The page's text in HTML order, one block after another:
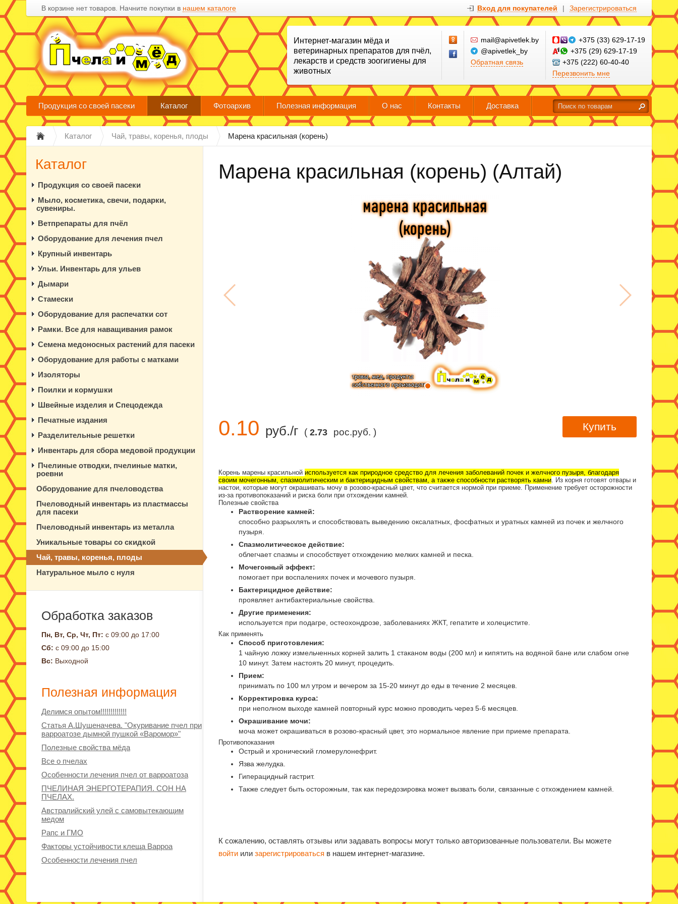
В корзине нет товаров. Начните покупки в нашем каталоге Вход для покупателей | Зарегистрироваться
Интернет-магазин мёда и
ветеринарных препаратов для пчёл,
лекарств и средств зоогигиены для
животных
mail@apivetlek.by
@apivetlek_by
Обратная связь
+375 (33) 629-17-19
+375 (29) 629-17-19
+375 (222) 60-40-40
Перезвонить мне
Продукция со своей пасеки Каталог Фотоархив Полезная информация О нас Контакты Доставка
Каталог Чай, травы, коренья, плоды Марена красильная (корень)
Марена красильная (корень) (Алтай)
0.10 руб./г ( 2.73 рос.руб. ) Купить
Корень марены красильной используется как природное средство для лечения заболеваний почек и желчного пузыря, благодаря
своим мочегонным, спазмолитическим и бактерицидным свойствам, а также способности растворять камни. Из корня готовят отвары и
настои, которые могут окрашивать мочу в розово-красный цвет, что считается нормой при приеме. Применение требует осторожности
из-за противопоказаний и риска боли при отхождении камней.
Полезные свойства
Растворение камней:
способно разрыхлять и способствовать выведению оксалатных, фосфатных и уратных камней из почек и желчного
пузыря.
Спазмолитическое действие:
облегчает спазмы и способствует отхождению мелких камней и песка.
Мочегонный эффект:
помогает при воспалениях почек и мочевого пузыря.
Бактерицидное действие:
проявляет антибактериальные свойства.
Другие применения:
используется при подагре, остеохондрозе, заболеваниях ЖКТ, гепатите и холецистите.
Как применять
Способ приготовления:
1 чайную ложку измельченных корней залить 1 стаканом воды (200 мл) и кипятить на водяной бане или слабом огне
10 минут. Затем настоять 20 минут, процедить.
Прием:
принимать по 100 мл утром и вечером за 15-20 минут до еды в течение 2 месяцев.
Корректировка курса:
при неполном выходе камней повторный курс можно проводить через 5-6 месяцев.
Окрашивание мочи:
моча может окрашиваться в розово-красный цвет, это нормальное явление при приеме препарата.
Противопоказания
Острый и хронический гломерулонефрит.
Язва желудка.
Гиперацидный гастрит.
Также следует быть осторожным, так как передозировка может вызвать боли, связанные с отхождением камней.
К сожалению, оставлять отзывы или задавать вопросы могут только авторизованные пользователи. Вы можете
войти или зарегистрироваться в нашем интернет-магазине.
Каталог
Продукция со своей пасеки
Мыло, косметика, свечи, подарки,
сувениры.
Ветпрепараты для пчёл
Оборудование для лечения пчел
Крупный инвентарь
Ульи. Инвентарь для ульев
Дымари
Стамески
Оборудование для распечатки сот
Рамки. Все для наващивания рамок
Семена медоносных растений для пасеки
Оборудование для работы с матками
Изоляторы
Поилки и кормушки
Швейные изделия и Спецодежда
Печатные издания
Разделительные решетки
Инвентарь для сбора медовой продукции
Пчелиные отводки, пчелиные матки,
роевни
Оборудование для пчеловодства
Пчеловодный инвентарь из пластмассы
для пасеки
Пчеловодный инвентарь из металла
Уникальные товары со скидкой
Чай, травы, коренья, плоды
Натуральное мыло с нуля
Обработка заказов
Пн, Вт, Ср, Чт, Пт: с 09:00 до 17:00
Сб: с 09:00 до 15:00
Вс: Выходной
Полезная информация
Делимся опытом!!!!!!!!!!!!!
Статья А.Шушеначева. "Окуривание пчел при
варроатозе дымной пушкой «Варомор»"
Полезные свойства мёда
Все о пчелах
Особенности лечения пчел от варроатоза
ПЧЕЛИНАЯ ЭНЕРГОТЕРАПИЯ. СОН НА
ПЧЕЛАХ.
Австралийский улей с самовытекающим
медом
Рапс и ГМО
Факторы устойчивости клеща Варроа
Особенности лечения пчел